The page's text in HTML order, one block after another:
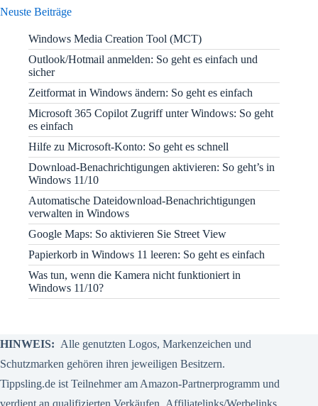
Neuste Beiträge
Windows Media Creation Tool (MCT)
Outlook/Hotmail anmelden: So geht es einfach und
sicher
Zeitformat in Windows ändern: So geht es einfach
Microsoft 365 Copilot Zugriff unter Windows: So geht
es einfach
Hilfe zu Microsoft-Konto: So geht es schnell
Download-Benachrichtigungen aktivieren: So geht’s in
Windows 11/10
Automatische Dateidownload-Benachrichtigungen
verwalten in Windows
Google Maps: So aktivieren Sie Street View
Papierkorb in Windows 11 leeren: So geht es einfach
Was tun, wenn die Kamera nicht funktioniert in
Windows 11/10?
HINWEIS: Alle genutzten Logos, Markenzeichen und
Schutzmarken gehören ihren jeweiligen Besitzern.
Tippsling.de ist Teilnehmer am Amazon-Partnerprogramm und